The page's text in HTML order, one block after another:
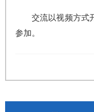
交流以视频方式
参加。